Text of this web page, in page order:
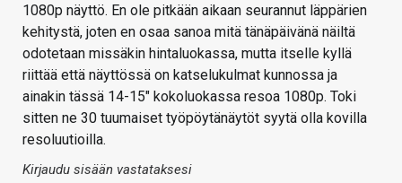
1080p näyttö. En ole pitkään aikaan seurannut läppärien
kehitystä, joten en osaa sanoa mitä tänäpäivänä näiltä
odotetaan missäkin hintaluokassa, mutta itselle kyllä
riittää että näyttössä on katselukulmat kunnossa ja
ainakin tässä 14-15" kokoluokassa resoa 1080p. Toki
sitten ne 30 tuumaiset työpöytänäytöt syytä olla kovilla
resoluutioilla.
Kirjaudu sisään vastataksesi